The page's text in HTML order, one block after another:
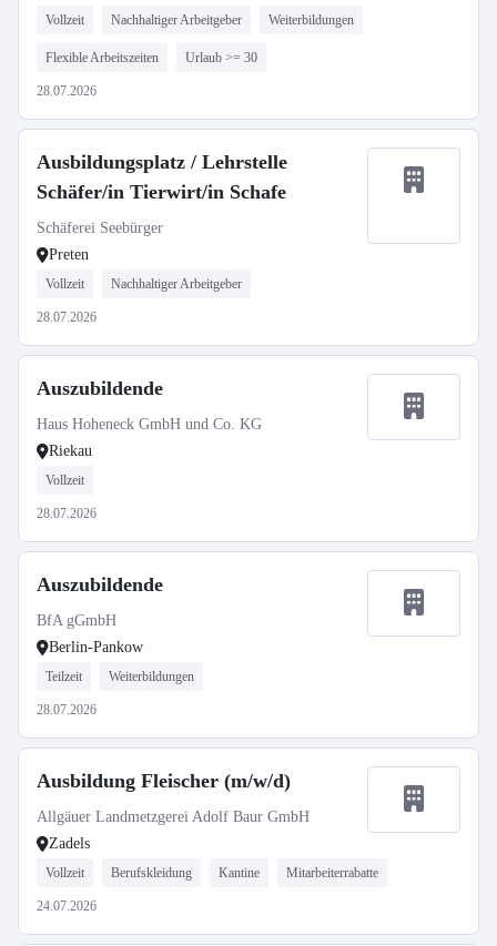
Vollzeit Nachhaltiger Arbeitgeber Weiterbildungen
Flexible Arbeitszeiten Urlaub >= 30
28.07.2026
Ausbildungsplatz / Lehrstelle
Schäfer/in Tierwirt/in Schafe
Schäferei Seebürger
Preten
Vollzeit Nachhaltiger Arbeitgeber
28.07.2026
Auszubildende
Haus Hoheneck GmbH und Co. KG
Riekau
Vollzeit
28.07.2026
Auszubildende
BfA gGmbH
Berlin-Pankow
Teilzeit Weiterbildungen
28.07.2026
Ausbildung Fleischer (m/w/d)
Allgäuer Landmetzgerei Adolf Baur GmbH
Zadels
Vollzeit Berufskleidung Kantine Mitarbeiterrabatte
24.07.2026